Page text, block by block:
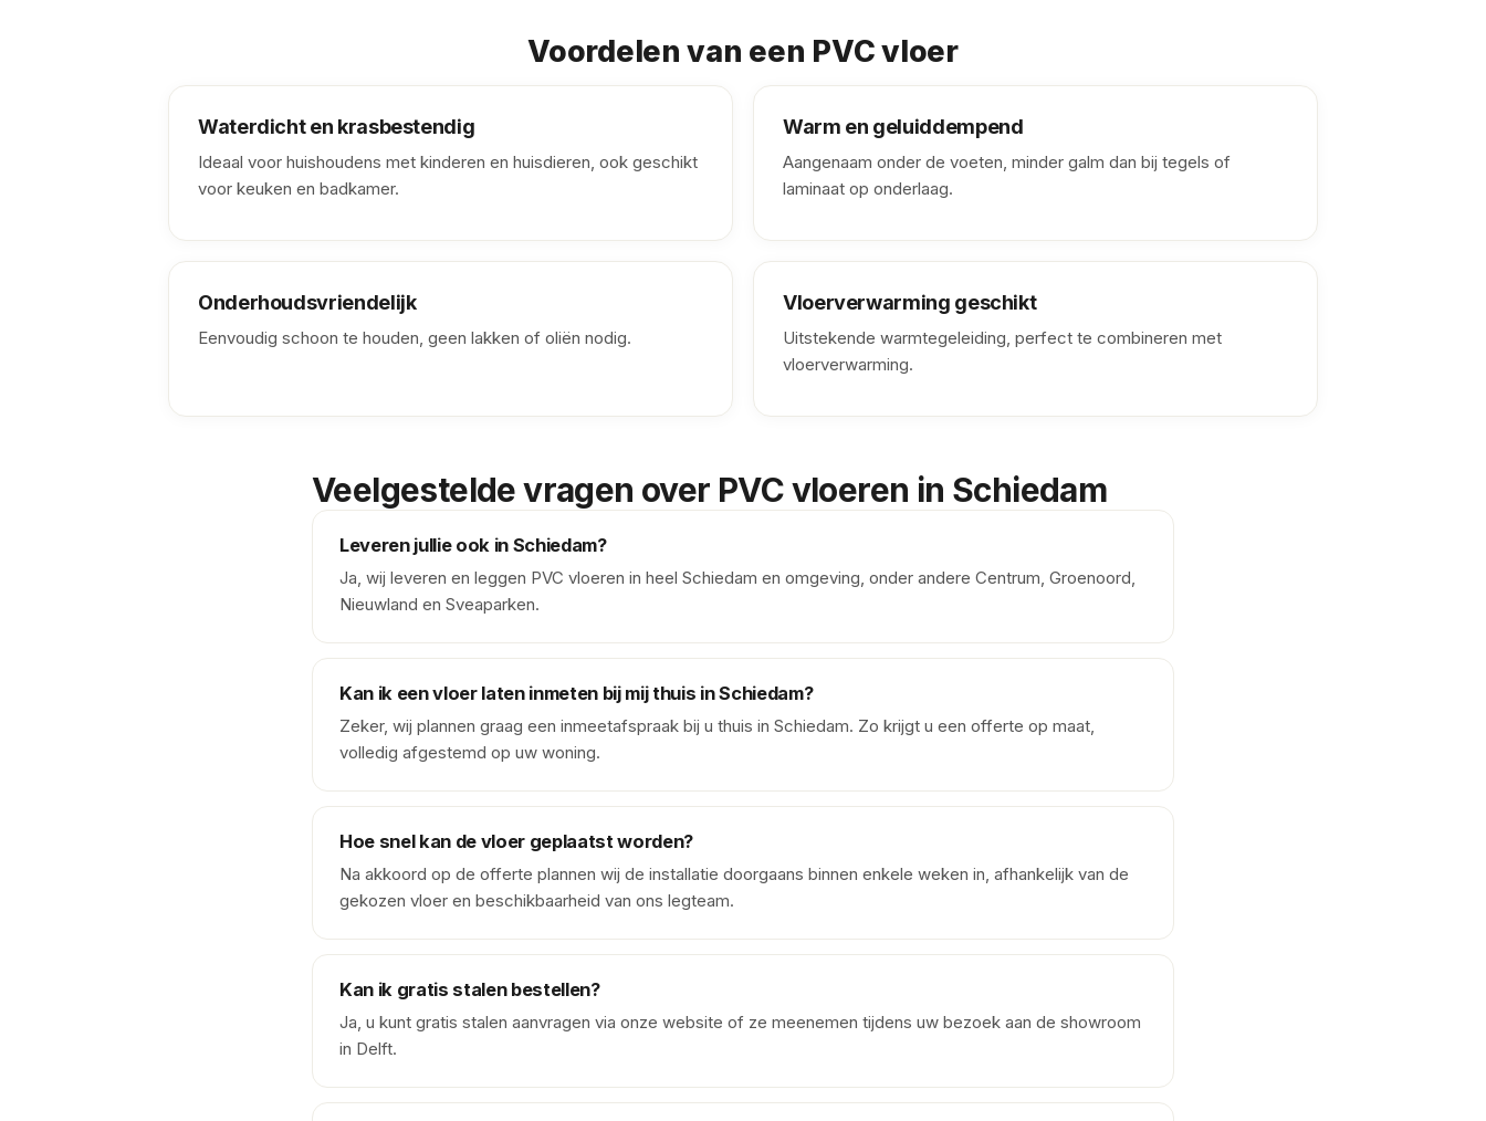
Voordelen van een PVC vloer
Waterdicht en krasbestendig
Ideaal voor huishoudens met kinderen en huisdieren, ook geschikt
voor keuken en badkamer.
Warm en geluiddempend
Aangenaam onder de voeten, minder galm dan bij tegels of
laminaat op onderlaag.
Onderhoudsvriendelijk
Eenvoudig schoon te houden, geen lakken of oliën nodig.
Vloerverwarming geschikt
Uitstekende warmtegeleiding, perfect te combineren met
vloerverwarming.
Veelgestelde vragen over PVC vloeren in Schiedam
Leveren jullie ook in Schiedam?
Ja, wij leveren en leggen PVC vloeren in heel Schiedam en omgeving, onder andere Centrum, Groenoord,
Nieuwland en Sveaparken.
Kan ik een vloer laten inmeten bij mij thuis in Schiedam?
Zeker, wij plannen graag een inmeetafspraak bij u thuis in Schiedam. Zo krijgt u een offerte op maat,
volledig afgestemd op uw woning.
Hoe snel kan de vloer geplaatst worden?
Na akkoord op de offerte plannen wij de installatie doorgaans binnen enkele weken in, afhankelijk van de
gekozen vloer en beschikbaarheid van ons legteam.
Kan ik gratis stalen bestellen?
Ja, u kunt gratis stalen aanvragen via onze website of ze meenemen tijdens uw bezoek aan de showroom
in Delft.